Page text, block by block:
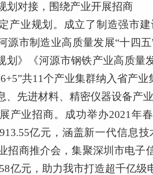
划对接，围绕产业开展招商
产业规划。 成立了制造强市
源市制造业高质量发展“十四
划》《河源市钢铁产业高质
共11个产业集群纳入省产业
、先进材料、精密仪器设备产业
产业招商。 成功举办2021年
亿元，涵盖新一代信息
招商推介会，集聚深圳市电
亿元，助力我市打造超千亿